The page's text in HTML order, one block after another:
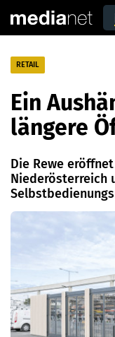
RETAIL
Ein
längere
Die Rewe
Niederösterreich